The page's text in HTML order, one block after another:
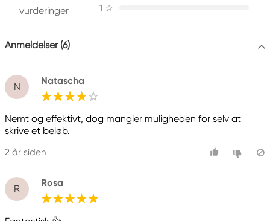
vurderinger
1 ☆
Anmeldelser (6)
N
Natascha
Nemt og effektivt, dog mangler muligheden for selv at
skrive et beløb.
2 år siden
R
Rosa